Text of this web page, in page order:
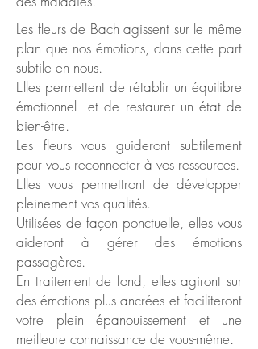
Les fleurs de Bach agissent sur le même
plan que nos émotions, dans cette part
subtile en nous.
Elles permettent de rétablir un équilibre
émotionnel
et de restaurer un état de
bien-être.
Les fleurs vous guideront subtilement
pour vous reconnecter à vos ressources.
Elles vous permettront de développer
pleinement vos qualités.
Utilisées de façon ponctuelle, elles vous
aideront à gérer des émotions
passagères.
En traitement de fond, elles agiront sur
des émotions plus ancrées et faciliteront
votre plein épanouissement et une
meilleure connaissance de vous-même.